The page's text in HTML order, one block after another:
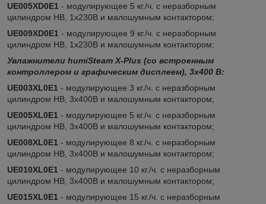
UE005XD0E1 - модулирующее 5 кг./ч. c неразборным
цилиндром HB, 1х230В и малошумным контактором;
UE009XD0E1 - модулирующее 9 кг./ч. c неразборным
цилиндром HB, 1х230В и малошумным контактором;
Увлажнители humiSteam X-Plus (со встроенным
контроллером и графическим дисплеем), 3x400 В:
UE003XL0E1 - модулирующее 3 кг./ч. c неразборным
цилиндром HB, 3х400В и малошумным контактором;
UE005XL0E1 - модулирующее 5 кг./ч. c неразборным
цилиндром HB, 3х400В и малошумным контактором;
UE008XL0E1 - модулирующее 8 кг./ч. c неразборным
цилиндром HB, 3х400В и малошумным контактором;
UE010XL0E1 - модулирующее 10 кг./ч. c неразборным
цилиндром HB, 3х400В и малошумным контактором;
UE015XL0E1 - модулирующее 15 кг./ч. c неразборным